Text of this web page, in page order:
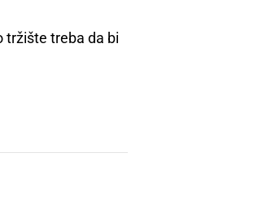
tržište treba da bi